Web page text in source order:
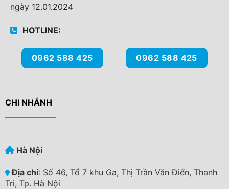
ngày 12.01.2024
HOTLINE:
0962 588 425 0962 588 425
CHI NHÁNH
Hà Nội
Địa chỉ: Số 46, Tổ 7 khu Ga, Thị Trần Văn Điển, Thanh
Trì, Tp. Hà Nội